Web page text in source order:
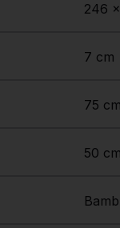
246
7 cm
75 cm
50 cm